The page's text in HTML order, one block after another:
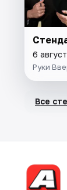
6
Руки
Все